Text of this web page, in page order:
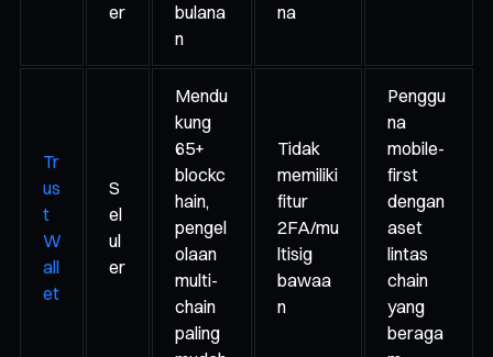
er
bulana
n
na
Tr
us
t
W
all
et
S
el
ul
er
Mendu
kung
65+
blockc
hain,
pengel
olaan
multi-
chain
paling
Tidak
memiliki
fitur
2FA/mu
ltisig
bawaa
n
Penggu
na
mobile-
first
dengan
aset
lintas
chain
yang
beraga